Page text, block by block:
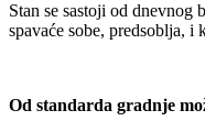
Stan se sastoji od dnevnog
spavaće sobe, predsoblja, i
Od standarda gradnje